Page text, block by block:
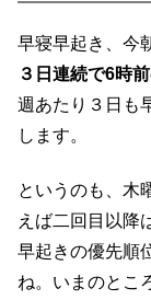
早寝早起き、今
３日連続で6時
週あたり３日も
します。
というのも、木
えば二回目以降
早起きの優先順
ね。いまのとこ